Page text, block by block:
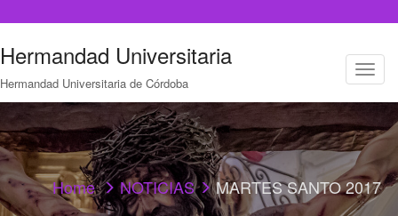
Hermandad Universitaria
Hermandad Universitaria de Córdoba
T
o
g
l
e
n
a
v
Home NOTICIAS MARTES SANTO 2017